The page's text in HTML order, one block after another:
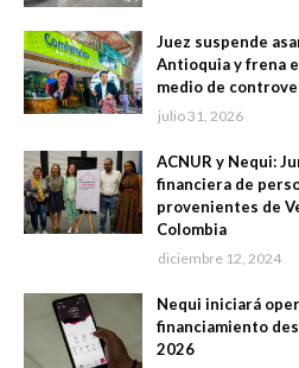
Juez suspende
Antioquia y frena
medio de
julio 31, 2026
ACNUR y Nequi:
financiera de
provenientes de
Colombia
diciembre 12, 2024
Nequi iniciará
financiamiento
2026